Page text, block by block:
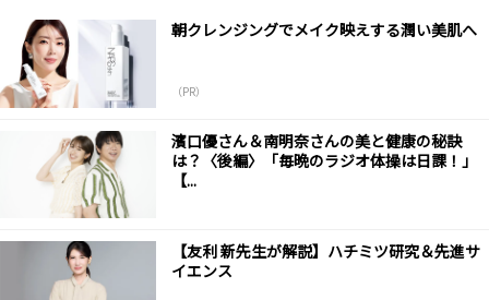
朝クレンジングでメイク映えする潤い美肌へ
（PR）
濱口優さん＆南明奈さんの美と健康の秘訣
は？〈後編〉「毎晩のラジオ体操は日課！」
【...
【友利 新先生が解説】ハチミツ研究＆先進サ
イエンス